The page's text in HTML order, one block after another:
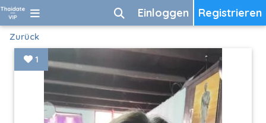
Registrieren
Einloggen
Zurück
1